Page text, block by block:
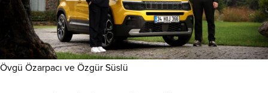
Övgü Özarpacı ve Özgür Süslü